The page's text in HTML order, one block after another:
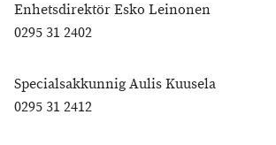
Enhetsdirektör Esko Leinonen
0295 31 2402
Specialsakkunnig Aulis Kuusela
0295 31 2412